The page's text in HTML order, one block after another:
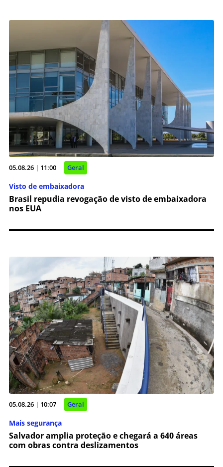
05.08.26 | 11:00 Geral
Visto de embaixadora
Brasil repudia revogação de visto de embaixadora
nos EUA
05.08.26 | 10:07 Geral
Mais segurança
Salvador amplia proteção e chegará a 640 áreas
com obras contra deslizamentos